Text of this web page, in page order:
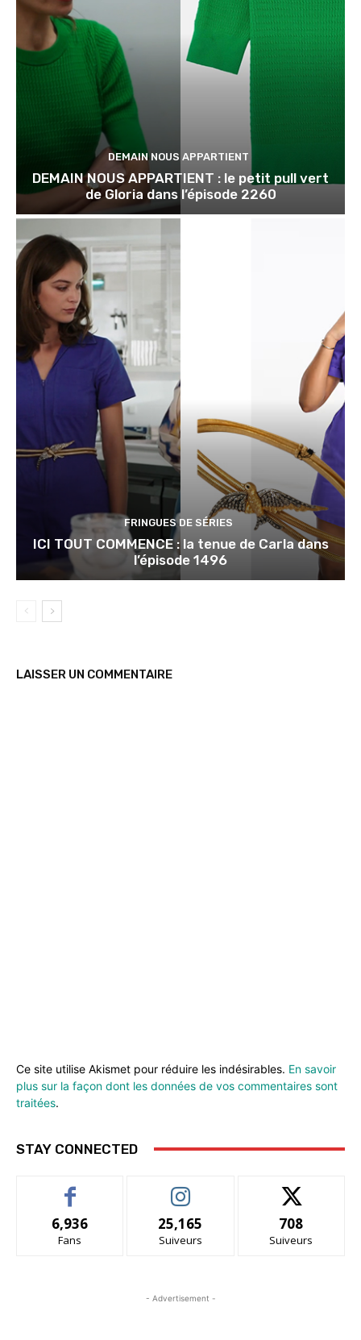
DEMAIN NOUS APPARTIENT
DEMAIN NOUS APPARTIENT : le petit pull vert
de Gloria dans l’épisode 2260
FRINGUES DE SÉRIES
ICI TOUT COMMENCE : la tenue de Carla dans
l’épisode 1496
LAISSER UN COMMENTAIRE
Ce site utilise Akismet pour réduire les indésirables. En savoir
plus sur la façon dont les données de vos commentaires sont
traitées.
STAY CONNECTED
6,936
Fans
25,165
Suiveurs
708
Suiveurs
- Advertisement -